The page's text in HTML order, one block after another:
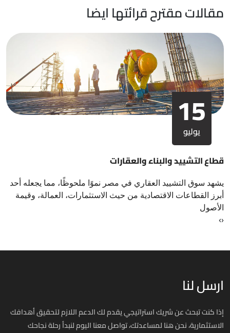
مقالات مقترح قرائتها ايضا
15
يوليو
قطاع التشييد والبناء والعقارات
يشهد سوق التشييد العقاري في مصر نموًا ملحوظًا، مما يجعله أحد
أبرز القطاعات الاقتصادية من حيث الاستثمارات، العمالة، وقيمة
الأصول
‹
›
ارسل لنا
إذا كنت تبحث عن شريك استراتيجي يقدم لك الدعم اللازم لتحقيق أهدافك
الاستثمارية، نحن هنا لمساعدتك، تواصل معنا اليوم لنبدأ رحلة نجاحك